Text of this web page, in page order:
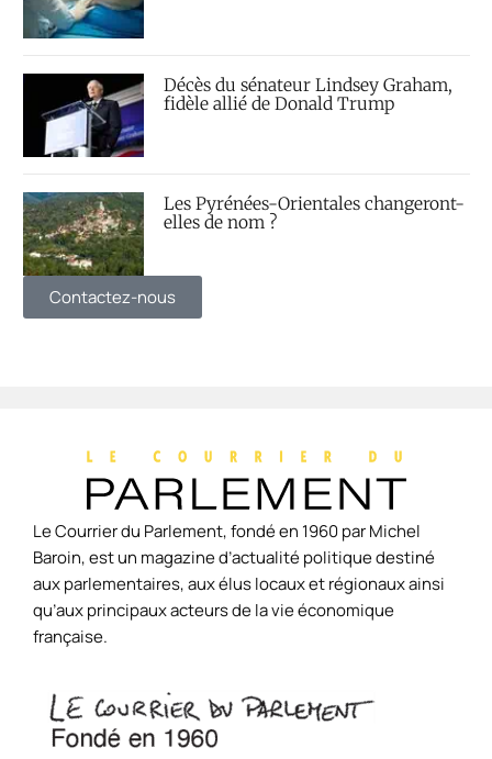
Décès du sénateur Lindsey Graham,
fidèle allié de Donald Trump
Les Pyrénées-Orientales changeront-
elles de nom ?
Contactez-nous
Le Courrier du Parlement, fondé en 1960 par Michel
Baroin, est un magazine d’actualité politique destiné
aux parlementaires, aux élus locaux et régionaux ainsi
qu’aux principaux acteurs de la vie économique
française.